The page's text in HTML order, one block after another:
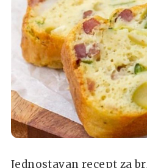
Jednostavan recept za